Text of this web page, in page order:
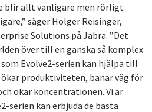
blir allt vanligare men rörligt
säger Holger Reisinger,
Solutions på Jabra. ”Det
över till en ganska så komplex
Evolve2-serien kan hjälpa till
produktiviteten, banar väg för
ökar koncentrationen. Vi är
serien kan erbjuda de bästa